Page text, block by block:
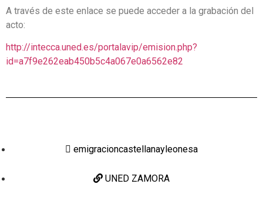
A través de este enlace se puede acceder a la grabación del
acto:
http://intecca.uned.es/portalavip/emision.php?
id=a7f9e262eab450b5c4a067e0a6562e82
emigracioncastellanayleonesa
UNED ZAMORA